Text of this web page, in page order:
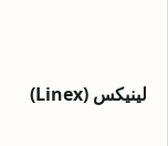
لينيكس (Linex)